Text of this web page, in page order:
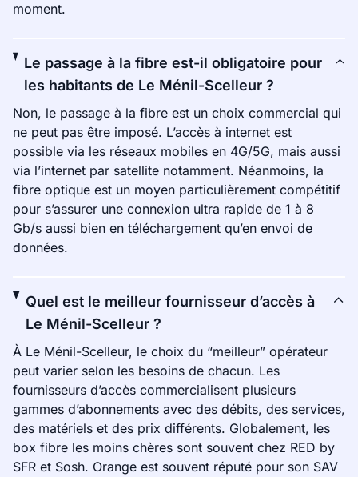
moment.
Le passage à la fibre est-il obligatoire pour
les habitants de Le Ménil-Scelleur ?
Non, le passage à la fibre est un choix commercial qui
ne peut pas être imposé. L’accès à internet est
possible via les réseaux mobiles en 4G/5G, mais aussi
via l’internet par satellite notamment. Néanmoins, la
fibre optique est un moyen particulièrement compétitif
pour s’assurer une connexion ultra rapide de 1 à 8
Gb/s aussi bien en téléchargement qu’en envoi de
données.
Quel est le meilleur fournisseur d’accès à
Le Ménil-Scelleur ?
À Le Ménil-Scelleur, le choix du “meilleur” opérateur
peut varier selon les besoins de chacun. Les
fournisseurs d’accès commercialisent plusieurs
gammes d’abonnements avec des débits, des services,
des matériels et des prix différents. Globalement, les
box fibre les moins chères sont souvent chez RED by
SFR et Sosh. Orange est souvent réputé pour son SAV